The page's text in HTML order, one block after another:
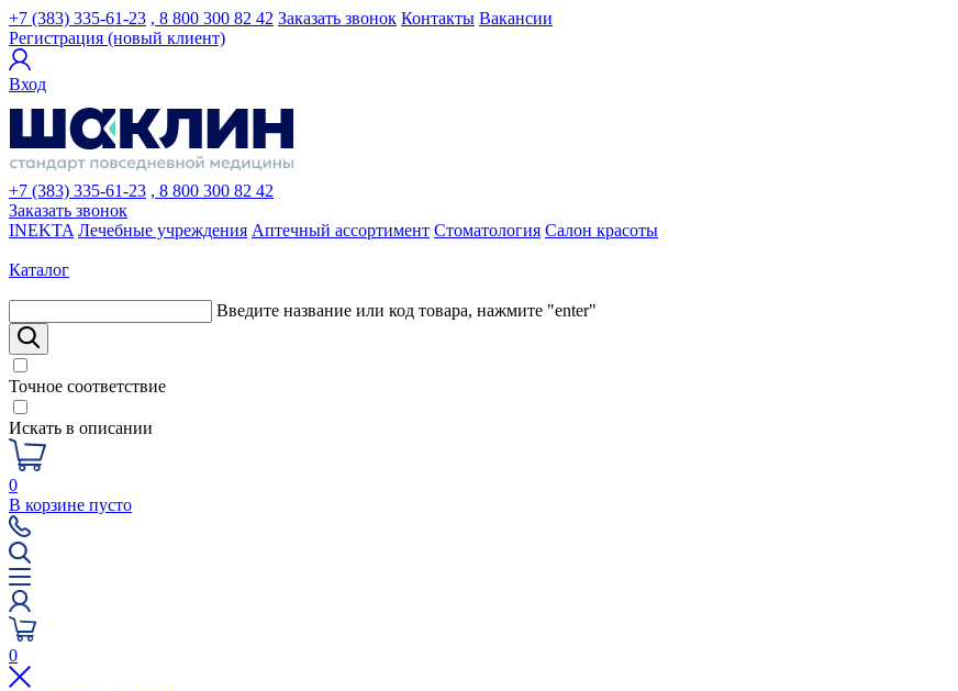
+7 (383) 335-61-23 , 8 800 300 82 42 Заказать звонок Контакты Вакансии
Регистрация (новый клиент)
Вход
+7 (383) 335-61-23 , 8 800 300 82 42
Заказать звонок
INEKTA Лечебные учреждения Аптечный ассортимент Стоматология Салон красоты
Каталог
Введите название или код товара, нажмите "enter"
Точное соответствие
Искать в описании
0
В корзине пусто
0